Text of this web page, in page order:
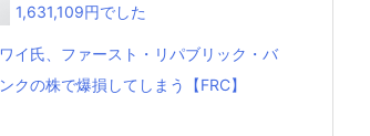
1,631,109円でした
ワイ氏、ファースト・リパブリック・バ
ンクの株で爆損してしまう【FRC】